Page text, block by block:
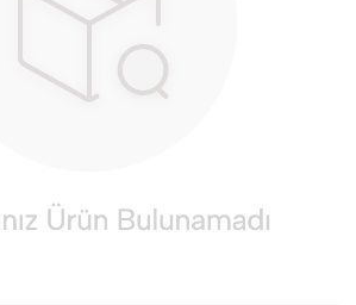
Elektrikli Süpürge
Fan
Klima